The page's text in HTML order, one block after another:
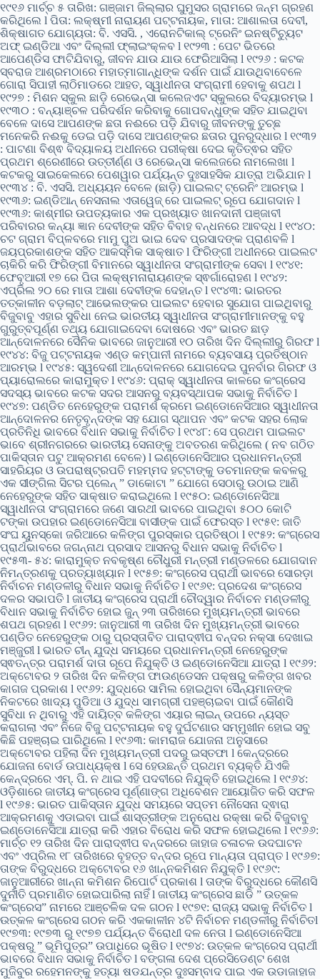
୧୯୧୬ ମାର୍ଚ୍ଚ ୫ ତାରିଖ: ଗଞ୍ଜାମ ଜିଲ୍ଲାର ଘୁମୁସର ଗ୍ରାମରେ ଜନ୍ମ ଗ୍ରହଣ
କରିଥିଲେ l ପିତା: ଲକ୍ଷ୍ମୀ ନାରାୟଣ ପଟ୍ଟନାୟକ, ମାତା: ଆଶାଲତା ଦେବୀ,
ଶିକ୍ଷାଗତ ଯୋଗ୍ୟତା: ବି. ଏସସି. , ଏରୋନଟିକାଲ୍ ଟ୍ରେନିଂ ଇନଷ୍ଟିଚ୍ୟୁଟ
ଅଫ୍ ଇଣ୍ଡିଆ ଏବଂ ଦିଲ୍ଲୀ ଫ୍ଲାଇଂକ୍ଳବ l ୧୯୨୩ : ପେଟ ଭିତରେ
ଆପେଣ୍ଡିସ ଫାଟିଯିବାରୁ, ଜୀବନ ଯାଉ ଯାଉ ଫେରିଆସିଲା l ୧୯୨୬ : କଟକ
ସ୍ବରାଜ ଆଶ୍ରମଠାରେ ମହାତ୍ମାଗାନ୍ଧିଙ୍କ ଦର୍ଶନ ପାଇଁ ଯାଉଥିବାବେଳେ
ଗୋରା ସିପାହୀ ଲାଠିମାଡରେ ଆହତ, ସ୍ୱାଧୀନତା ସଂଗ୍ରାମୀ ହେବାକୁ ଶପଥ l
୧୯୨୭ : ମିଶନ ସ୍କୁଲ ଛାଡ଼ି ରେଭେନ୍ସା କଲେଜଏଟ ସ୍କୁଲରେ ବିଦ୍ୟାରମ୍ଭ l
୧୯୩୦ : ବନ୍ୟାଞ୍ଚଳ ପରିଦର୍ଶନ କରିବାକୁ ଗୋପବନ୍ଧୁଙ୍କ ସହିତ ଯାଇଥିବା
ବେଳେ ଦାସେ ଆପଣଙ୍କ ଛତା ନଈରେ ପଡ଼ି ଯିବାରୁ ଜୀବନଙ୍କୁ ତୁଚ୍ଛ
ମନେକରି ନଈକୁ ଡେଇ ପଡ଼ି ଦାସେ ଆପଣଙ୍କର ଛତାର ପୁନରୁଦ୍ଧାର l ୧୯୩୨
: ପାଟଣା ବିଶ୍ଵ ବିଦ୍ୟାଳୟ ଅଧୀନରେ ପରୀକ୍ଷା ଦେଇ କୃତିତ୍ଵର ସହିତ
ପ୍ରଥମ ଶ୍ରେଣୀରେ ଉତ୍ତୀର୍ଣ୍ଣ ଓ ରେଭେନ୍ସା କଲେଜରେ ନାମଲେଖା l
କଟକରୁ ସାଇକେଲରେ ପେଶୱାର ପର୍ଯ୍ୟନ୍ତ ଦୁଃସାହସିକ ଯାତ୍ରା ଅଭିଯାନ l
୧୯୩୪ : ବି. ଏସସି. ଅଧ୍ୟୟନ ବେଳେ (ଛାଡ଼ି) ପାଇଲଟ୍ ଟ୍ରେନିଂ ଆରମ୍ଭ l
୧୯୩୬: ଇଣ୍ଡିଆନ୍ ନେସନାଲ ଏତାୱେଜ୍ ରେ ପାଇଲଟ୍ ରୂପେ ଯୋଗଦାନ l
୧୯୩୬: କାଶ୍ମୀର ଉପତ୍ୟକାର ଏକ ପ୍ରଖ୍ୟାତ ଖାନଦାନୀ ପଞ୍ଜାବୀ
ପରିବାରର କନ୍ୟା ଜ୍ଞାନ ଦେବୀଙ୍କ ସହିତ ବିବାହ ବନ୍ଧନରେ ଆବଦ୍ଧ l ୧୯୪୦:
ଚଟ ଗ୍ରାମ ବିପ୍ଳବରେ ମାମୁ ପୁଅ ଭାଇ ଦେବ ପ୍ରସାଦଙ୍କ ପ୍ରାଣବଳି l
ଜୟପ୍ରକାଶଙ୍କ ସହିତ ଆକସ୍ମିକ ସାକ୍ଷାତ l ଫିରିଙ୍ଗୀ ଅଧୀନରେ ପାଇଲଟ
ଚାକିରି କରି ଫିରିଙ୍ଗୀ ବିମାନରେ ସ୍ୱାଧୀନତା ସଂଗ୍ରାମୀଙ୍କ ସେବା l ୧୯୪୧:
ଫେବୃଆରୀ ୧୭ ରେ ପିତା ଲକ୍ଷ୍ମନାରାୟଣଙ୍କ ସ୍ଵର୍ଗାରୋହଣ l ୧୯୪୨:
ଏପ୍ରିଲ ୨୦ ରେ ମାତା ଆଶା ଦେବୀଙ୍କ ଦେହାନ୍ତ l ୧୯୪୩: ଭାରତର
ତତ୍କାଳୀନ ବଡ଼ଲାଟ୍ ଆଭେଲଙ୍କର ପାଇଲଟ ହେବାର ସୁଯୋଗ ପାଇଥିବାରୁ
ବିଜୁବାବୁ ଏହାର ସୁବିଧା ନେଇ ଭାରତୀୟ ସ୍ୱାଧୀନତା ସଂଗ୍ରାମୀମାନଙ୍କୁ ବହୁ
ଗୁରୁତ୍ବପୂର୍ଣ୍ଣ ତଥ୍ୟ ଯୋଗାଇଦେବା ଦୋଷରେ ଏବଂ ଭାରତ ଛାଡ଼
ଆନ୍ଦୋଳନରେ ସୈନିକ ଭାବରେ ଜାନୁଆରୀ ୧୦ ତାରିଖ ଦିନ ଦିଲ୍ଲୀରୁ ଗିରଫ l
୧୯୪୪: ବିଜୁ ପଟ୍ଟନାୟକ ଏଣ୍ଡ କମ୍ପାନୀ ନାମରେ ବ୍ୟବସାୟ ପ୍ରତିଷ୍ଠାନ
ଆରମ୍ଭ l ୧୯୪୫: ସ୍ୱଦେଶୀ ଆନ୍ଦୋଳନରେ ଯୋଗଦେଇ ପୁନର୍ବାର ଗିରଫ ଓ
ପ୍ୟାରୋଲରେ କାରାମୁକ୍ତ l ୧୯୪୬: ପ୍ରାକ୍ ସ୍ୱାଧୀନତା କାଳରେ କଂଗ୍ରେସ
ସଦସ୍ୟ ଭାବରେ କଟକ ସଦର ଆସନରୁ ବ୍ୟବସ୍ଥାପକ ସଭାକୁ ନିର୍ବାଚିତ l
୧୯୪୭: ପଣ୍ଡିତ ନେହେରୁଙ୍କ ପରାମର୍ଶ କ୍ରମେ ଇଣ୍ଡୋନେସିଆର ସ୍ୱାଧୀନତା
ଆନ୍ଦୋଳନର ନେତୃବୃନ୍ଦଙ୍କ ସହ ଯୋଗ ସ୍ଥାପନ ଏବଂ କଟକ ସହର ଲୋକ
ପ୍ରତିନିଧି ଭାବରେ ବିଧାନ ସଭାକୁ ନିର୍ବାଚିତ l ୧୯୪୮: ସେ ପ୍ରଥମ ପାଇଲଟ
ଭାବେ ଶ୍ରୀନଗରରେ ଭାରତୀୟ ସେନାଙ୍କୁ ଅବତରଣ କରିଥିଲେ ( ନବ ଗଠିତ
ପାକିସ୍ତାନ ପଟୁ ଆକ୍ରମଣ ବେଳେ) l ଇଣ୍ଡୋନେସିଆର ପ୍ରଧାନମନ୍ତ୍ରୀ
ସାହରିୟର ଓ ଉପରାଷ୍ଟ୍ରପତି ମହମ୍ମଦ ହଟ୍ଟାଙ୍କୁ ଡଚମାନଙ୍କ କବଳରୁ
ଏକ ସୀଙ୍ଗିଲ ସିଟର ପ୍ଲେନ୍ ” ଡାକୋଟା ” ଯୋଗେ ସେଠାରୁ ଉଠାଇ ଆଣି
ନେହେରୁଙ୍କ ସହିତ ସାକ୍ଷାତ କରାଇଥିଲେ l ୧୯୫୦: ଇଣ୍ଡୋନେସିଆ
ସ୍ୱାଧୀନତା ସଂଗ୍ରାମରେ ଜଣେ ସାରଥୀ ଭାବରେ ପାଇଥିବା ୫୦୦ କୋଟି
ଟଙ୍କା ଉପହାର ଇଣ୍ଡୋନେସିଆ ବାସୀଙ୍କ ପାଇଁ ଫେରସ୍ତ l ୧୯୫୧: ଜାତି
ସଂଘ ୟୁନସ୍କୋ ଜରିଆରେ କଳିଙ୍ଗ ପୁରସ୍କାର ପ୍ରତିଷ୍ଠା l ୧୯୫୨: କଂଗ୍ରେସ
ପ୍ରାର୍ଥଭାବରେ ଜଗନ୍ନାଥ ପ୍ରସାଦ ଆସନରୁ ବିଧାନ ସଭାକୁ ନିର୍ବାଚିତ l
୧୯୫୩- ୫୪: କାରାମୁକ୍ତ ନବକୃଷ୍ଣ ଚୌଧୁରୀ ମନ୍ତ୍ରୀ ମଣ୍ଡଳରେ ଯୋଗଦାନ
ନିମନ୍ତ୍ରଣକୁ ପ୍ରତ୍ୟାଖ୍ୟାନ l ୧୯୫୭: କଂଗ୍ରେସ ପ୍ରାର୍ଥୀ ଭାବରେ ସୋରଡ଼ା
ନିର୍ବାଚନ ମଣ୍ଡଳୀରୁ ବିଧାନ ସଭାକୁ ନିର୍ବାଚିତ l ୧୯୬୧: ପ୍ରଦେଶ କଂଗ୍ରେସ
ଦଳର ସଭାପତି l ଜାତୀୟ କଂଗ୍ରେସ ପ୍ରାର୍ଥୀ ଚୌଦ୍ୱାର ନିର୍ବାଚନ ମଣ୍ଡଳୀରୁ
ବିଧାନ ସଭାକୁ ନିର୍ବାଚିତ ହୋଇ ଜୁନ୍ ୨୩ ତାରିଖରେ ମୁଖ୍ୟମନ୍ତ୍ରୀ ଭାବରେ
ଶପଥ ଗ୍ରହଣ l ୧୯୬୨: ଜାନୁଆରୀ ୩ ତାରିଖ ଦିନ ମୁଖ୍ୟମନ୍ତ୍ରୀ ଭାବରେ
ପଣ୍ଡିତ ନେହେରୁଙ୍କ ଠାରୁ ପ୍ରସ୍ତାବିତ ପାରାଦ୍ଵୀପ ବନ୍ଦର ନକ୍ସା ଦେଖାଇ
ମଞ୍ଜୁରୀ l ଭାରତ ଚୀନ୍ ଯୁଦ୍ଧ ସମୟରେ ପ୍ରଧାନମନ୍ତ୍ରୀ ନେହେରୁଙ୍କ
ସ୍ଵତନ୍ତ୍ର ପରାମର୍ଶ ଦାତା ରୂପେ ନିଯୁକ୍ତି ଓ ଇଣ୍ଡୋନେସିଆ ଯାତ୍ରା l ୧୯୬୨:
ଅକ୍ଟୋବର ୨ ତାରିଖ ଦିନ କଳିଙ୍ଗ ଫାଉଣ୍ଡେସନ ପକ୍ଷରୁ କଳିଙ୍ଗ ଖବର
କାଗଜ ପ୍ରକାଶ l ୧୯୬୨: ଯୁଦ୍ଧରେ ସାମିଲ ହୋଇଥିବା ସୈନ୍ୟମାନଙ୍କ
ନିକଟରେ ଖାଦ୍ୟ ପୁଡିଆ ଓ ଯୁଦ୍ଧ ସାମଗ୍ରୀ ପହଞ୍ଚାଇବା ପାଇଁ କୌଣସି
ସୁବିଧା ନ ଥିବାରୁ ଏହି ଦାୟିତ୍ବ କଳିଙ୍ଗ ଏୟାର ଲାଇନ୍ ଉପରେ ନ୍ୟସ୍ତ
କରାଗଲା ଏବଂ ନିଜେ ବିଜୁ ପଟ୍ଟନାୟକ ବହୁ ଦୁର୍ଘଟଣାର ସମ୍ମୁଖୀନ ହୋଇ ସବୁ
କିଛି ପହଞ୍ଚାଇ ପାରିଥିଲେ l ୧୯୬୩: କାମରାଜ ଯୋଜନା ଅନୁସାରେ
ଅକ୍ଟୋବର ପହିଲା ଦିନ ମୁଖ୍ୟମନ୍ତ୍ରୀ ପଦରୁ ଇସ୍ତଫା l କେନ୍ଦ୍ରରେ
ଯୋଜନା ବୋର୍ଡ ଉପାଧ୍ୟକ୍ଷ l ସେ ହେଉଛନ୍ତି ପ୍ରଥମ ବ୍ୟକ୍ତି ଯିଏକି
କେନ୍ଦ୍ରରେ ଏମ୍. ପି. ନ ଥାଇ ଏହି ପଦବୀରେ ନିଯୁକ୍ତି ହୋଇଥିଲେ l ୧୯୬୪:
ଓଡ଼ିଶାରେ ଜାତୀୟ କଂଗ୍ରେସ ପୂର୍ଣ୍ଣାଙ୍ଗ ଅଧିବେଶନ ଆୟୋଜିତ କରି ସଫଳ
l ୧୯୬୫: ଭାରତ ପାକିସ୍ତାନ ଯୁଦ୍ଧ ସମୟରେ ସପ୍ତମ ନୌସେନା ଦ୍ଵାରା
ଆକ୍ରମଣକୁ ଏଡାଇବା ପାଇଁ ଶାସ୍ତ୍ରୀଙ୍କ ଅନୁରୋଧ ରକ୍ଷା କରି ବିଜୁବାବୁ
ଇଣ୍ଡୋନେସିଆ ଯାତ୍ରା କରି ଏହାର ବିରୋଧ କରି ସଫଳ ହୋଇଥିଲେ l ୧୯୬୬:
ମାର୍ଚ୍ଚ ୧୨ ତାରିଖ ଦିନ ପାରାଦ୍ଵୀପ ବନ୍ଦରରେ ଜାହାଜ ଚଳାଚଳ ଉଦଘାଟନ
ଏବଂ ଏପ୍ରିଲ ୧୮ ତାରିଖରେ ବୃହତ୍ତ ବନ୍ଦର ରୂପେ ମାନ୍ୟତା ପ୍ରାପ୍ତ l ୧୯୬୭:
ତାଙ୍କ ବିରୁଦ୍ଧରେ ଅକ୍ଟୋବର ୧୬ ଖାନ୍ନକମିଶନ ନିଯୁକ୍ତି l ୧୯୬୯:
ଜାନୁଆରୀରେ ଖାନ୍ନା କମିଶନ ରିପୋର୍ଟ ପ୍ରକାଶ l ତାଙ୍କ ବିରୁଦ୍ଧରେ କୌଣସି
ଦୁର୍ନୀତି ପ୍ରମାଣିତ ହୋଇପାରିଲା ନାହିଁ l ଜାତୀୟ କଂଗ୍ରେସ ଛାଡି ” ଉତ୍କଳ
କଂଗ୍ରେସ” ନାମରେ ଆଞ୍ଚଳିକ ଦଳ ଗଠନ l ୧୯୭୧: ରାଜ୍ୟ ସଭାକୁ ନିର୍ବାଚିତ l
ଉତ୍କଳ କଂଗ୍ରେସ ଗଠନ କରି ଏକକାଳୀନ ୪ଟି ନିର୍ବାଚନ ମଣ୍ଡଳୀରୁ ନିର୍ବାଚିତl
୧୯୭୩: ୧୯୭୩ ରୁ ୧୯୭୭ ପର୍ଯ୍ୟନ୍ତ ବିରୋଧୀ ଦଳ ନେତା l ଇଣ୍ଡୋନେସିଆ
ପକ୍ଷରୁ ” ଭୂମିପୁତ୍ର” ଉପାଧିରେ ଭୂଷିତ l ୧୯୭୪: ଉତ୍କଳ କଂଗ୍ରେସ ପ୍ରାର୍ଥୀ
ଭାବରେ ବିଧାନ ସଭାକୁ ନିର୍ବାଚିତ l ବଙ୍ଗଳା ଦେଶ ପ୍ରେସିଡେଣ୍ଟ ଶେଖ
ମୁଜିବୁର ରହେମନଙ୍କୁ ହତ୍ୟା ଷଡଯନ୍ତ୍ର ଦୁଃସମ୍ବାଦ ପାଇ ଏକ ଉଡାଜାହାଜ